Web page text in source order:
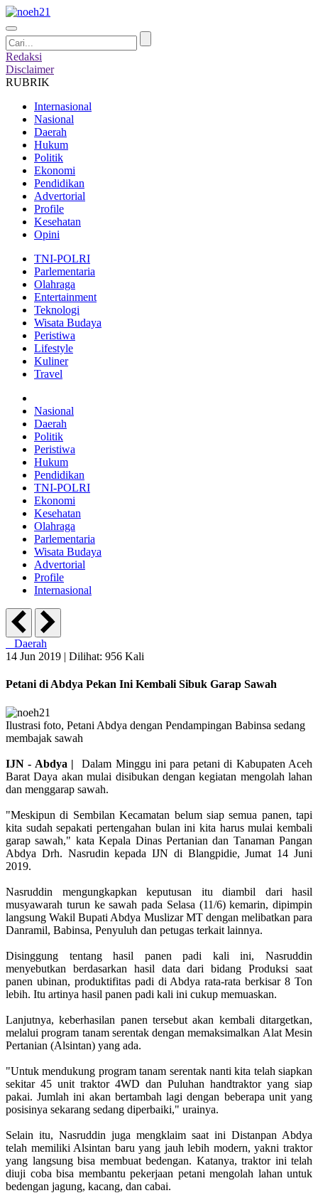
Redaksi
Disclaimer
RUBRIK
Internasional
Nasional
Daerah
Hukum
Politik
Ekonomi
Pendidikan
Advertorial
Profile
Kesehatan
Opini
TNI-POLRI
Parlementaria
Olahraga
Entertainment
Teknologi
Wisata Budaya
Peristiwa
Lifestyle
Kuliner
Travel
Nasional
Daerah
Politik
Peristiwa
Hukum
Pendidikan
TNI-POLRI
Ekonomi
Kesehatan
Olahraga
Parlementaria
Wisata Budaya
Advertorial
Profile
Internasional
Daerah
14 Jun 2019 | Dilihat: 956 Kali
Petani di Abdya Pekan Ini Kembali Sibuk Garap Sawah
Ilustrasi foto, Petani Abdya dengan Pendampingan Babinsa sedang
membajak sawah
IJN - Abdya |
Dalam Minggu ini para petani di Kabupaten Aceh
Barat Daya akan mulai disibukan dengan kegiatan mengolah lahan
dan menggarap sawah.
"Meskipun di Sembilan Kecamatan belum siap semua panen, tapi
kita sudah sepakati pertengahan bulan ini kita harus mulai kembali
garap sawah," kata Kepala Dinas Pertanian dan Tanaman Pangan
Abdya Drh. Nasrudin kepada IJN di Blangpidie, Jumat 14 Juni
2019.
Nasruddin mengungkapkan keputusan itu diambil dari hasil
musyawarah turun ke sawah pada Selasa (11/6) kemarin, dipimpin
langsung Wakil Bupati Abdya Muslizar MT dengan melibatkan para
Danramil, Babinsa, Penyuluh dan petugas terkait lainnya.
Disinggung tentang hasil panen padi kali ini, Nasruddin
menyebutkan berdasarkan hasil data dari bidang Produksi saat
panen ubinan, produktifitas padi di Abdya rata-rata berkisar 8 Ton
lebih. Itu artinya hasil panen padi kali ini cukup memuaskan.
Lanjutnya, keberhasilan panen tersebut akan kembali ditargetkan,
melalui program tanam serentak dengan memaksimalkan Alat Mesin
Pertanian (Alsintan) yang ada.
"Untuk mendukung program tanam serentak nanti kita telah siapkan
sekitar 45 unit traktor 4WD dan Puluhan handtraktor yang siap
pakai. Jumlah ini akan bertambah lagi dengan beberapa unit yang
posisinya sekarang sedang diperbaiki," urainya.
Selain itu, Nasruddin juga mengklaim saat ini Distanpan Abdya
telah memiliki Alsintan baru yang jauh lebih modern, yakni traktor
yang langsung bisa membuat bedengan. Katanya, traktor ini telah
diuji coba bisa membantu pekerjaan petani mengolah lahan untuk
bedengan jagung, kacang, dan cabai.